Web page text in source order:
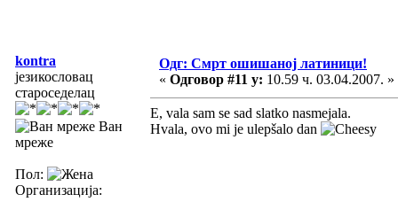
kontra
језикословац
староседелац
Ван
мреже
Пол:
Организација:
Одг: Смрт ошишаној латиници!
« Одговор #11 у: 10.59 ч. 03.04.2007. »
E, vala sam se sad slatko nasmejala.
Hvala, ovo mi je ulepšalo dan